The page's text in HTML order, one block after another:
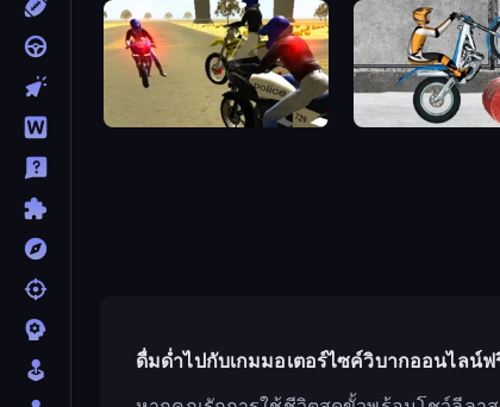
3D Moto Simulator 2 Trials Ice Ride
ดื่มด่ำไปกับเกมมอเตอร์ไซค์วิบากออนไลน์ฟ